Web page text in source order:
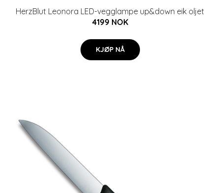
HerzBlut Leonora LED-vegglampe up&down eik oljet
4199 NOK
KJØP NÅ